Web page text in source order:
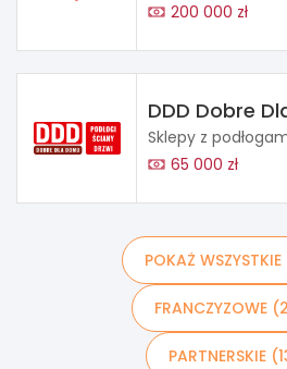
200 000 zł
DDD Dobre
Sklepy z
65 000 zł
POKAŻ
FRANCZYZOWE
PARTNERSKIE